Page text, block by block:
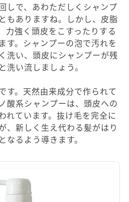
しで、あわただしくシャンプ
もありますね。しかし、皮脂
力強く頭皮をこすったりする
す。シャンプーの泡で汚れを
洗い、頭皮にシャンプーが残
洗い流しましょう。
す。天然由来成分で作られて
酸系シャンプーは、頭皮への
れています。抜け毛を完全に
、新しく生え代わる髪がはり
るよう導きます。